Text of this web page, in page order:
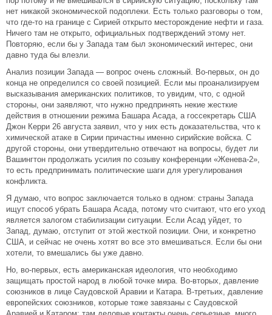
нет никакой экономической подоплеки. Есть только разговоры о том,
что где-то на границе с Сирией открыто месторождение нефти и газа.
Ничего там не открыто, официальных подтверждений этому нет.
Повторяю, если бы у Запада там был экономический интерес, они
давно туда бы влезли.
Анализ позиции Запада — вопрос очень сложный. Во-первых, он до
конца не определился со своей позицией. Если мы проанализируем
высказывания американских политиков, то увидим, что, с одной
стороны, они заявляют, что нужно предпринять некие жесткие
действия в отношении режима Башара Асада, а госсекретарь США
Джон Керри 26 августа заявил, что у них есть доказательства, что к
химической атаке в Сирии причастны именно сирийские войска. С
другой стороны, они утвердительно отвечают на вопросы, будет ли
Вашингтон продолжать усилия по созыву конференции «Женева-2»,
то есть предпринимать политические шаги для урегулирования
конфликта.
Я думаю, что вопрос заключается только в одном: страны Запада
ищут способ убрать Башара Асада, потому что считают, что его уход
является залогом стабилизации ситуации. Если Асад уйдет, то
Запад, думаю, отступит от этой жесткой позиции. Они, и конкретно
США, и сейчас не очень хотят во все это вмешиваться. Если бы они
хотели, то вмешались бы уже давно.
Но, во-первых, есть американская идеология, что необходимо
защищать простой народ в любой точке мира. Во-вторых, давление
союзников в лице Саудовской Аравии и Катара. В-третьих, давление
европейских союзников, которые тоже завязаны с Саудовской